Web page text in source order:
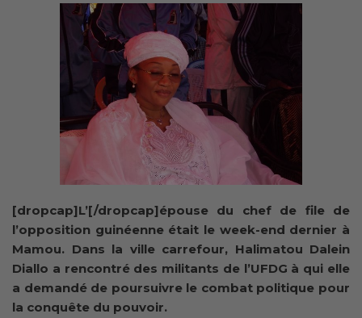
[dropcap]L’[/dropcap]épouse du chef de file de
l’opposition guinéenne était le week-end dernier à
Mamou. Dans la ville carrefour, Halimatou Dalein
Diallo a rencontré des militants de l’UFDG à qui elle
a demandé de poursuivre le combat politique pour
la conquête du pouvoir.